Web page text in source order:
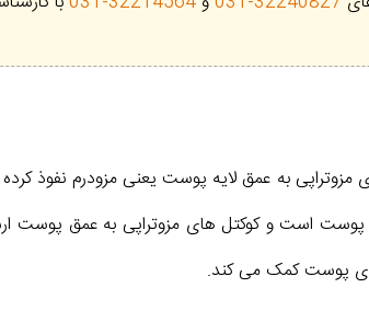
به عمق لایه پوست یعنی مزودرم نفوذ
است و کوکتل های مزوتراپی به عمق پوست
پوست کمک می کند.